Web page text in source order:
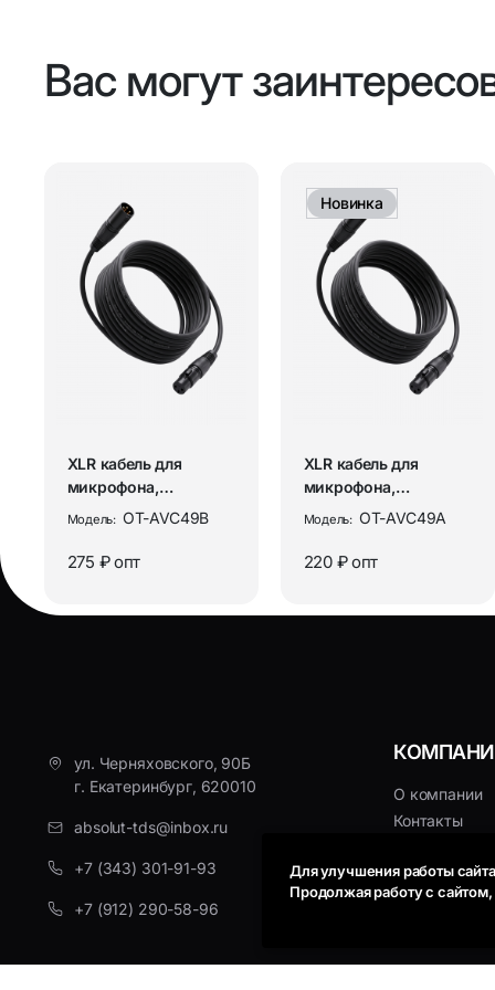
Вас могут
XLR кабель для
микрофона,
удлинитель XLR - XLR
Модель: OT-AVC49B
275 ₽опт
Новинка
XLR кабель для
микрофона,
удлинитель XLR - XLR
Модель: OT-AVC49A
220 ₽опт
ул. Черняховского, 90Б
г. Екатеринбург, 620010
absolut-tds@inbox.ru
+7 (343) 301-91-93
+7 (912) 290-58-96
О компании
Контакты
Политика
Для улучшения работы
Продолжая работу с